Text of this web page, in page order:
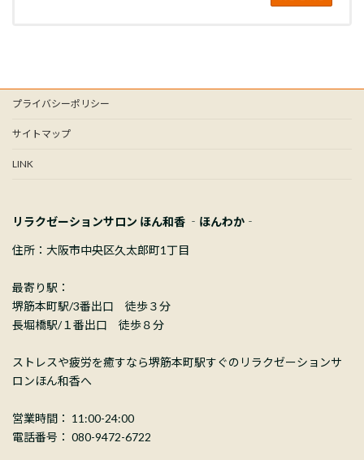
プライバシーポリシー
サイトマップ
LINK
リラクゼーションサロン ほん和香 ‐ほんわか‐
住所：大阪市中央区久太郎町1丁目
最寄り駅：
堺筋本町駅/3番出口 徒歩３分
長堀橋駅/１番出口 徒歩８分
ストレスや疲労を癒すなら堺筋本町駅すぐのリラクゼーションサ
ロンほん和香へ
営業時間： 11:00-24:00
電話番号： 080-9472-6722